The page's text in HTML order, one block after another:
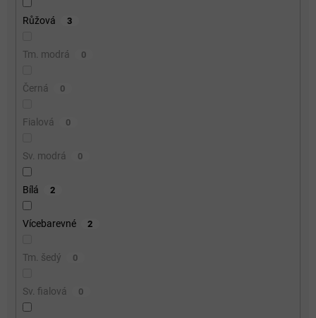
Růžová 3
Tm. modrá 0
Černá 0
Fialová 0
Sv. modrá 0
Bílá 2
Vícebarevné 2
Tm. šedý 0
Sv. fialová 0